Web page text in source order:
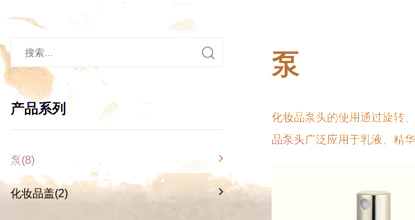
产品系列
泵(8)
化妆品盖(2)
化妆品泵头的使用通过旋转
品泵头广泛应用于乳液、精